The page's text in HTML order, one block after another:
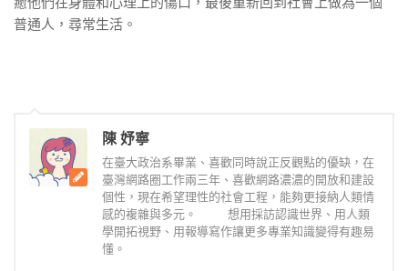
普通人，尋常生活。
陳 妤寧
在臺大政治系畢業、喜歡同時說正反觀點的優缺，在
臺灣網路圈工作兩三年、喜歡網路濃濃的開放和建設
個性，現在希望理性的社會工程，能夠更接納人類情
感的複雜與多元。 想用採訪認識世界、用人類
學開拓視野、用報導寫作讓更多專業知識變得有趣易
懂。